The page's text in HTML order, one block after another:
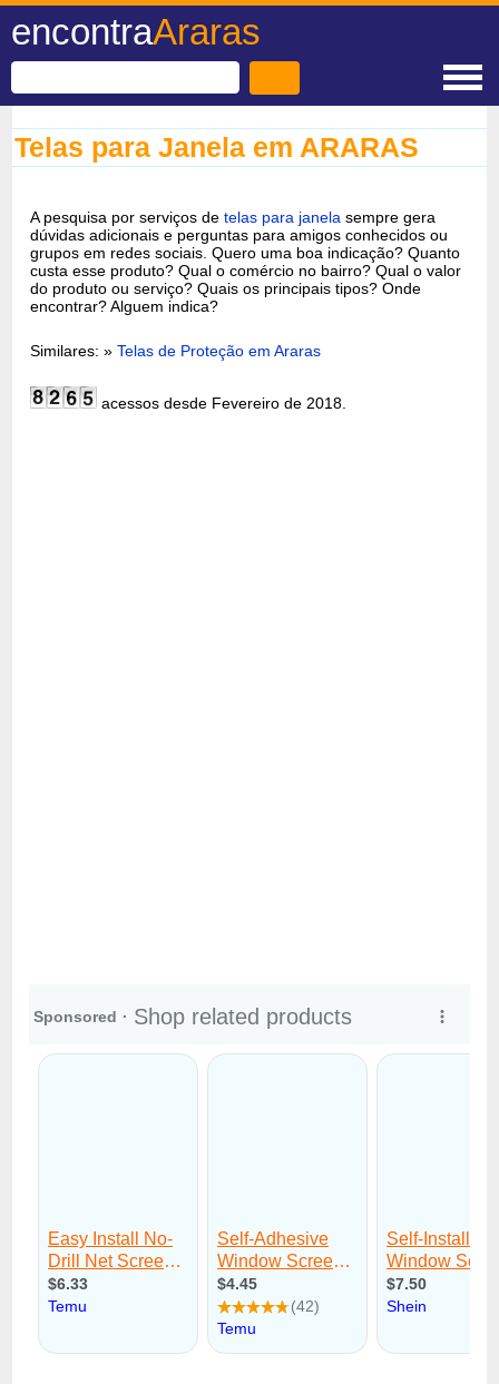
encontraAraras
Telas para Janela em ARARAS
A pesquisa por serviços detelas para janela sempre gera
dúvidas adicionais e perguntas para amigos conhecidos ou
grupos em redes sociais. Quero uma boa indicação? Quanto
custa esse produto? Qual o comércio no bairro? Qual o valor
do produto ou serviço? Quais os principais tipos? Onde
encontrar? Alguem indica?
Similares: »Telas de Proteção em Araras
acessos desde Fevereiro de 2018.